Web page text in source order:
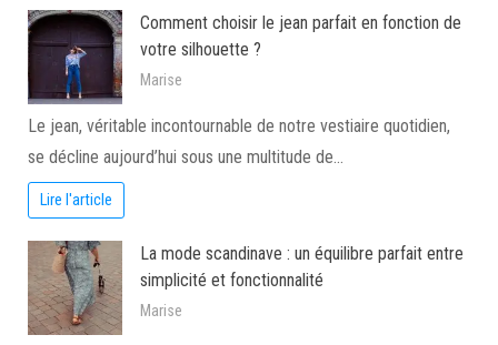
Comment choisir le jean parfait en fonction de
votre silhouette ?
Marise
Le jean, véritable incontournable de notre vestiaire quotidien,
se décline aujourd’hui sous une multitude de…
Lire l'article
La mode scandinave : un équilibre parfait entre
simplicité et fonctionnalité
Marise